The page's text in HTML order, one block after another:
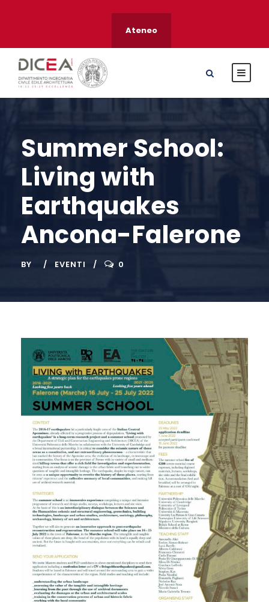
Ateneo
Summer School:
Living with
Earthquakes
Ancona-Falerone
BY EVENTI 0